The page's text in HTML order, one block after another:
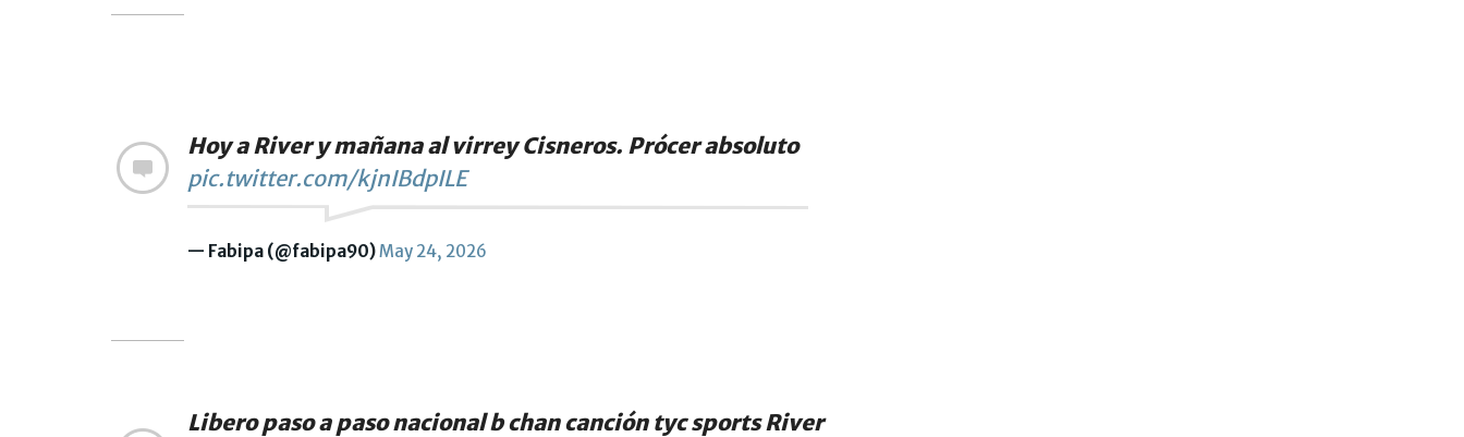
Hoy a River y mañana al virrey Cisneros. Prócer absoluto
pic.twitter.com/kjnIBdpILE
— Fabipa (@fabipa90)May 24, 2026
Libero paso a paso nacional b chan canción tyc sports River